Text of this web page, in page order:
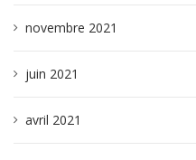
novembre 2021
juin 2021
avril 2021